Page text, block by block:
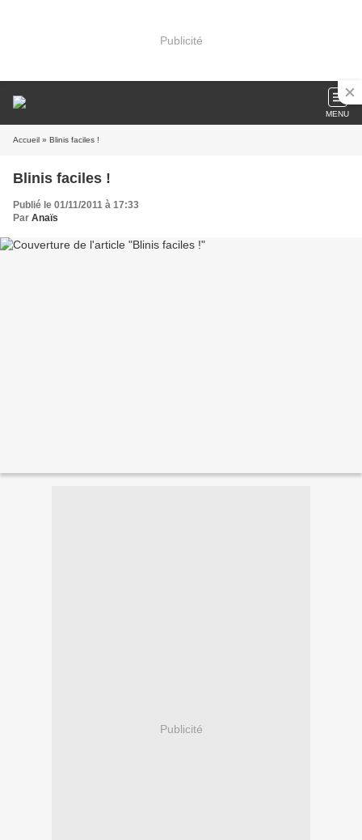
Publicité
MENU
Accueil » Blinis faciles !
Blinis faciles !
Publié le 01/11/2011 à 17:33
Par Anaïs
Publicité